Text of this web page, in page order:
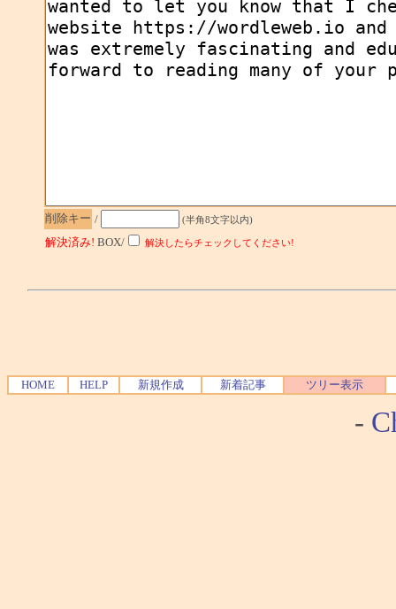
削除キー / (半角8文字以内)
解決済み! BOX/ 解決したらチェックしてください!
HOME HELP 新規作成 新着記事 ツリー表示
-